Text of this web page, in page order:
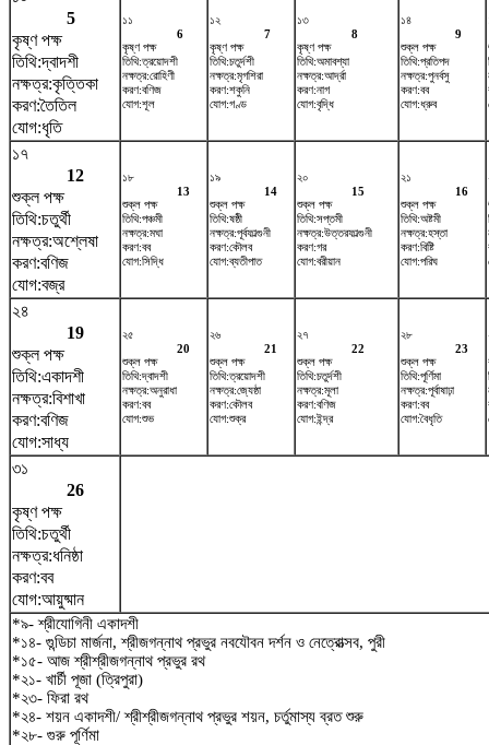
5
কৃষ্ণ পক্ষ
তিথি:দ্বাদশী
নক্ষত্র:কৃত্তিকা
করণ:তৈতিল
যোগ:ধৃতি
১১
6
কৃষ্ণ পক্ষ
তিথি:ত্রয়োদশী
নক্ষত্র:রোহিণী
করণ:বণিজ
যোগ:শূল
১২
7
কৃষ্ণ পক্ষ
তিথি:চতুর্দশী
নক্ষত্র:মৃগশিরা
করণ:শকুনি
যোগ:গণ্ড
১৩
8
কৃষ্ণ পক্ষ
তিথি:অমাবশ্যা
নক্ষত্র:আর্দ্রা
করণ:নাগ
যোগ:বৃদ্ধি
১৪
9
শুক্ল পক্ষ
তিথি:প্রতিপদ
নক্ষত্র:পুনর্বসু
করণ:বব
যোগ:ধ্রুব
১৭
12
শুক্ল পক্ষ
তিথি:চতুর্থী
নক্ষত্র:অশ্লেষা
করণ:বণিজ
যোগ:বজ্র
১৮
13
শুক্ল পক্ষ
তিথি:পঞ্চমী
নক্ষত্র:মঘা
করণ:বব
যোগ:সিদ্ধি
১৯
14
শুক্ল পক্ষ
তিথি:ষষ্ঠী
নক্ষত্র:পূর্বফাল্গুনী
করণ:কৌলব
যোগ:ব্যতীপাত
২০
15
শুক্ল পক্ষ
তিথি:সপ্তমী
নক্ষত্র:উত্তরফাল্গুনী
করণ:গর
যোগ:বরীয়ান
২১
16
শুক্ল পক্ষ
তিথি:অষ্টমী
নক্ষত্র:হস্তা
করণ:বিষ্টি
যোগ:পরিঘ
২৪
19
শুক্ল পক্ষ
তিথি:একাদশী
নক্ষত্র:বিশাখা
করণ:বণিজ
যোগ:সাধ্য
২৫
20
শুক্ল পক্ষ
তিথি:দ্বাদশী
নক্ষত্র:অনুরাধা
করণ:বব
যোগ:শুভ
২৬
21
শুক্ল পক্ষ
তিথি:ত্রয়োদশী
নক্ষত্র:জ্যেষ্ঠা
করণ:কৌলব
যোগ:শুক্র
২৭
22
শুক্ল পক্ষ
তিথি:চতুর্দশী
নক্ষত্র:মূলা
করণ:বণিজ
যোগ:ইন্দ্র
২৮
23
শুক্ল পক্ষ
তিথি:পূর্ণিমা
নক্ষত্র:পূর্বাষাঢ়া
করণ:বব
যোগ:বৈধৃতি
৩১
26
কৃষ্ণ পক্ষ
তিথি:চতুর্থী
নক্ষত্র:ধনিষ্ঠা
করণ:বব
যোগ:আয়ুষ্মান
*৯- শ্রীযোগিনী একাদশী
*১৪- গুন্ডিচা মার্জনা, শ্রীজগন্নাথ প্রভুর নবযৌবন দর্শন ও নেত্রোত্সব, পুরী
*১৫- আজ শ্রীশ্রীজগন্নাথ প্রভুর রথ
*২১- খার্চী পূজা (ত্রিপুরা)
*২৩- ফিরা রথ
*২৪- শয়ন একাদশী/ শ্রীশ্রীজগন্নাথ প্রভুর শয়ন, চর্তুমাস্য ব্রত শুরু
*২৮- গুরু পূর্ণিমা